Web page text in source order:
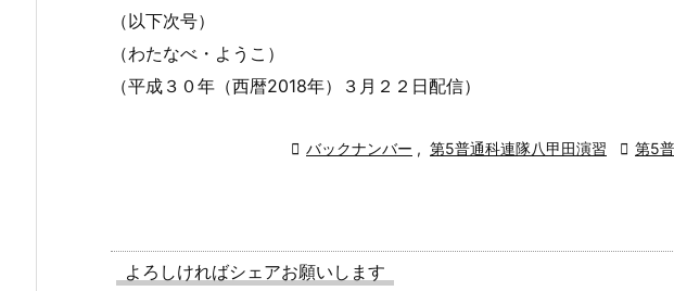
（以下次号）
（わたなべ・ようこ）
（平成３０年（西暦2018年）３月２２日配信）
 バックナンバー , 第5普通科連隊八甲田演習  第5
よろしければシェアお願いします